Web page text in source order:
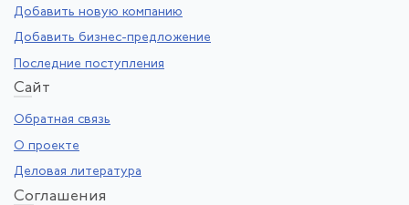
Добавить новую компанию
Добавить бизнес-предложение
Последние поступления
Сайт
Обратная связь
О проекте
Деловая литература
Соглашения